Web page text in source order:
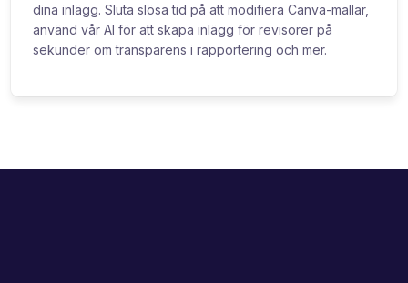
dina inlägg. Sluta slösa tid på att modifiera Canva-mallar,
använd vår AI för att skapa inlägg för revisorer på
sekunder om transparens i rapportering och mer.